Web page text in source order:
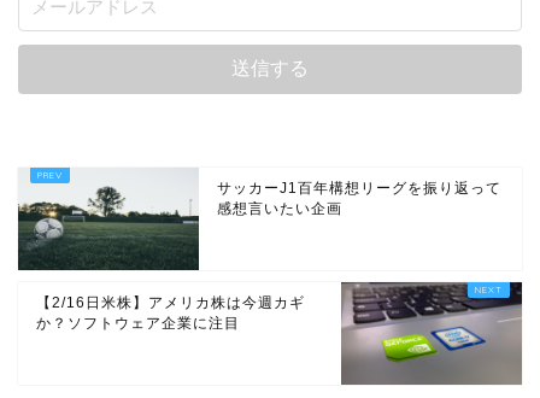
サッカーJ1百年構想リーグを振り返って
感想言いたい企画
【2/16日米株】アメリカ株は今週カギ
か？ソフトウェア企業に注目